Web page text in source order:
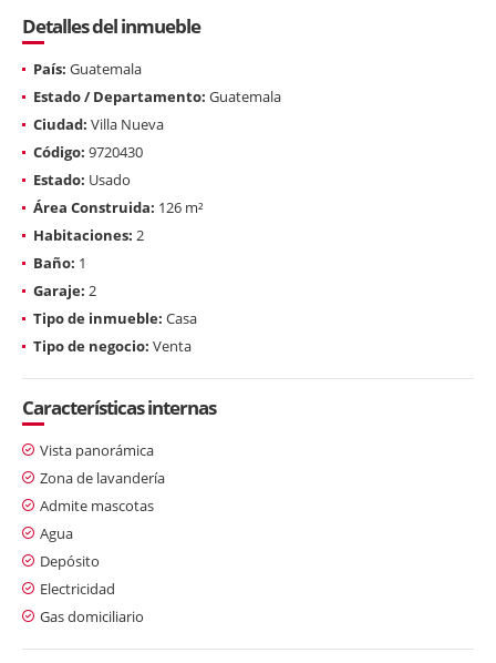
Detalles del inmueble
País: Guatemala
Estado / Departamento: Guatemala
Ciudad: Villa Nueva
Código: 9720430
Estado: Usado
Área Construida: 126 m²
Habitaciones: 2
Baño: 1
Garaje: 2
Tipo de inmueble: Casa
Tipo de negocio: Venta
Características internas
Vista panorámica
Zona de lavandería
Admite mascotas
Agua
Depósito
Electricidad
Gas domiciliario